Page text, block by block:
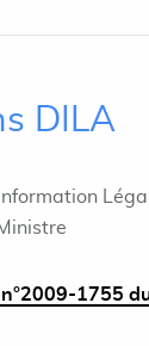
DILA
n°2009-1755